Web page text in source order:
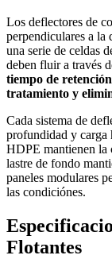
Los deflectores de
perpendiculares a
una serie de celdas
deben fluir a través
tiempo de
tratamiento y
Cada sistema de
profundidad y carga
HDPE mantienen la
lastre de fondo
paneles modulares
las condiciónes.
Flotantes